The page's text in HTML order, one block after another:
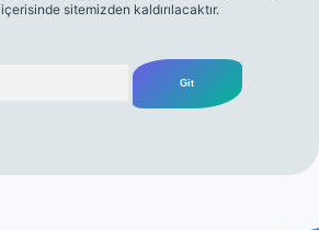
sitemizden kaldırılacaktır.